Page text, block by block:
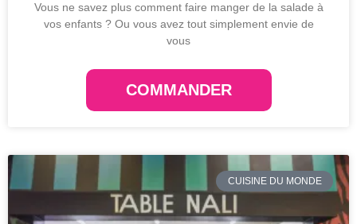
Vous ne savez plus comment faire manger de la salade à
vos enfants ? Ou vous avez tout simplement envie de
vous
COMMANDER
CUISINE DU MONDE